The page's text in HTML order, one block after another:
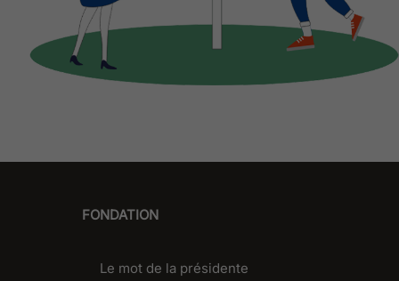
FONDATION
Le mot de la présidente